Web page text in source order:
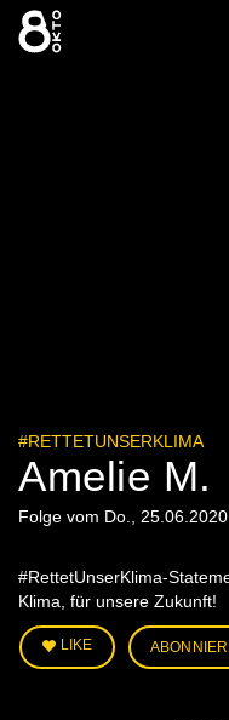
Zum
Inhalt
springen
#RETTETUNSERKLIMA
Amelie M.
Folge vom Do., 25.06.2020
#RettetUnserKlima-
Klima, für unsere Zukunft!
LIKE